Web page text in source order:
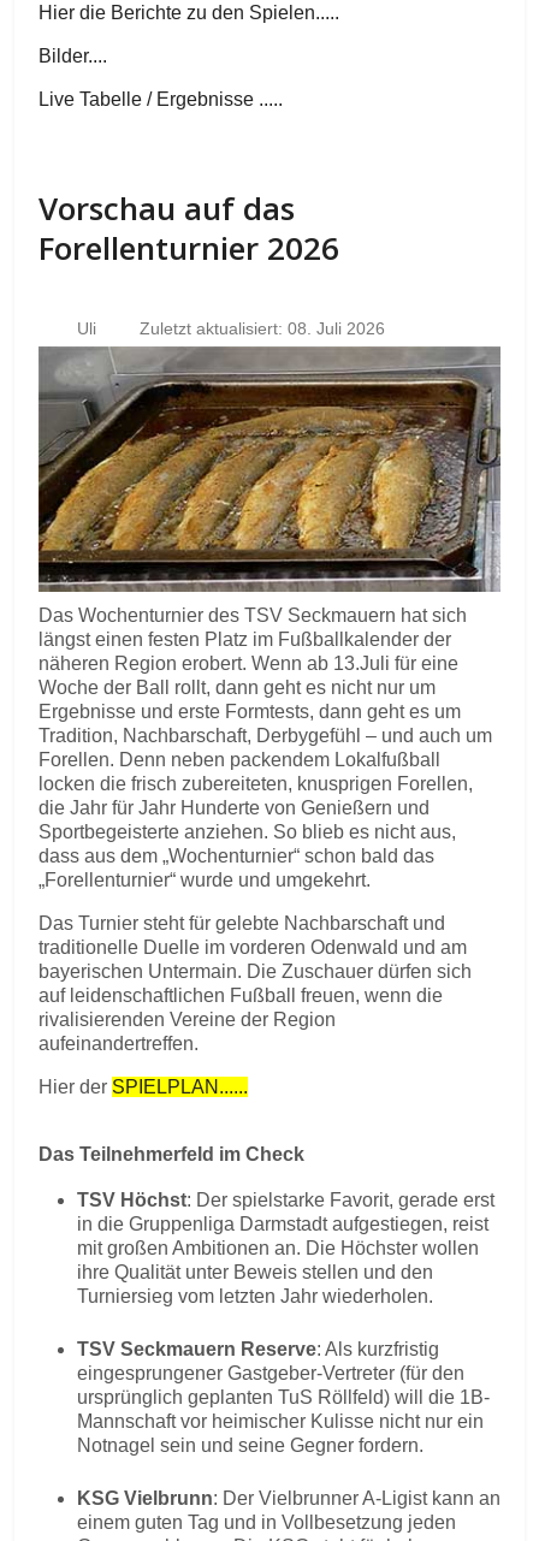
Hier die Berichte zu den Spielen.....
Bilder....
Live Tabelle / Ergebnisse .....
Vorschau auf das
Forellenturnier 2026
Uli Zuletzt aktualisiert: 08. Juli 2026
Das Wochenturnier des TSV Seckmauern hat sich
längst einen festen Platz im Fußballkalender der
näheren Region erobert. Wenn ab 13.Juli für eine
Woche der Ball rollt, dann geht es nicht nur um
Ergebnisse und erste Formtests, dann geht es um
Tradition, Nachbarschaft, Derbygefühl – und auch um
Forellen. Denn neben packendem Lokalfußball
locken die frisch zubereiteten, knusprigen Forellen,
die Jahr für Jahr Hunderte von Genießern und
Sportbegeisterte anziehen. So blieb es nicht aus,
dass aus dem „Wochenturnier“ schon bald das
„Forellenturnier“ wurde und umgekehrt.
Das Turnier steht für gelebte Nachbarschaft und
traditionelle Duelle im vorderen Odenwald und am
bayerischen Untermain. Die Zuschauer dürfen sich
auf leidenschaftlichen Fußball freuen, wenn die
rivalisierenden Vereine der Region
aufeinandertreffen.
Hier der SPIELPLAN......
Das Teilnehmerfeld im Check
TSV Höchst: Der spielstarke Favorit, gerade erst
in die Gruppenliga Darmstadt aufgestiegen, reist
mit großen Ambitionen an. Die Höchster wollen
ihre Qualität unter Beweis stellen und den
Turniersieg vom letzten Jahr wiederholen.
TSV Seckmauern Reserve: Als kurzfristig
eingesprungener Gastgeber-Vertreter (für den
ursprünglich geplanten TuS Röllfeld) will die 1B-
Mannschaft vor heimischer Kulisse nicht nur ein
Notnagel sein und seine Gegner fordern.
KSG Vielbrunn: Der Vielbrunner A-Ligist kann an
einem guten Tag und in Vollbesetzung jeden